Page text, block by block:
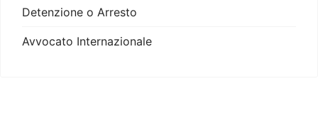
Detenzione o Arresto
Avvocato Internazionale